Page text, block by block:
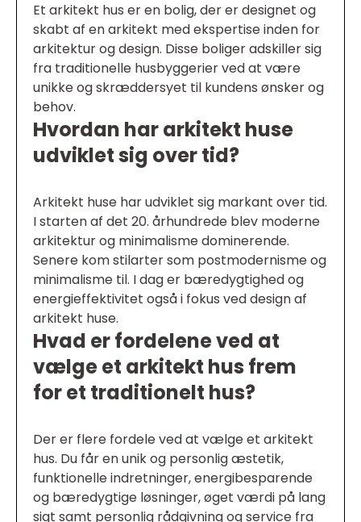
Et arkitekt hus er en bolig, der er designet og
skabt af en arkitekt med ekspertise inden for
arkitektur og design. Disse boliger adskiller sig
fra traditionelle husbyggerier ved at være
unikke og skræddersyet til kundens ønsker og
behov.
Hvordan har arkitekt huse
udviklet sig over tid?
Arkitekt huse har udviklet sig markant over tid.
I starten af det 20. århundrede blev moderne
arkitektur og minimalisme dominerende.
Senere kom stilarter som postmodernisme og
minimalisme til. I dag er bæredygtighed og
energieffektivitet også i fokus ved design af
arkitekt huse.
Hvad er fordelene ved at
vælge et arkitekt hus frem
for et traditionelt hus?
Der er flere fordele ved at vælge et arkitekt
hus. Du får en unik og personlig æstetik,
funktionelle indretninger, energibesparende
og bæredygtige løsninger, øget værdi på lang
sigt samt personlig rådgivning og service fra